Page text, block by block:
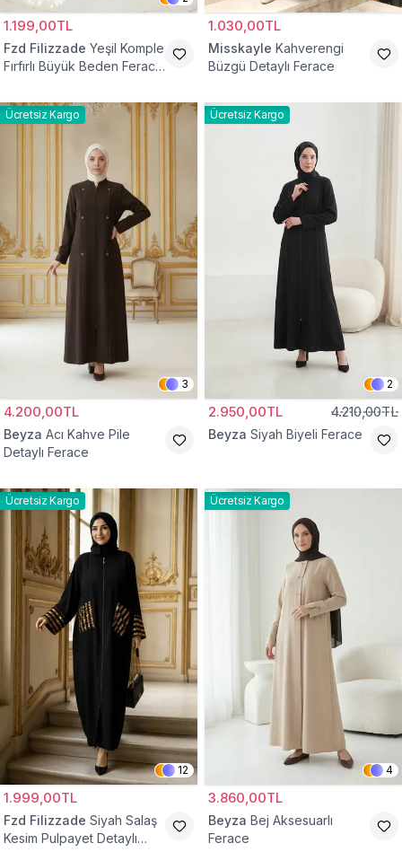
1.199,00TL
Fzd Filizzade Yeşil Komple
Fırfırlı Büyük Beden Ferace
1.030,00TL
Misskayle Kahverengi
Büzgü Detaylı Ferace
Ücretsiz Kargo
3
4.200,00TL
Beyza Acı Kahve Pile
Detaylı Ferace
Ücretsiz Kargo
2
2.950,00TL 4.210,00TL
Beyza Siyah Biyeli Ferace
Ücretsiz Kargo
12
1.999,00TL
Fzd Filizzade Siyah Salaş
Kesim Pulpayet Detaylı
Ücretsiz Kargo
4
3.860,00TL
Beyza Bej Aksesuarlı
Ferace